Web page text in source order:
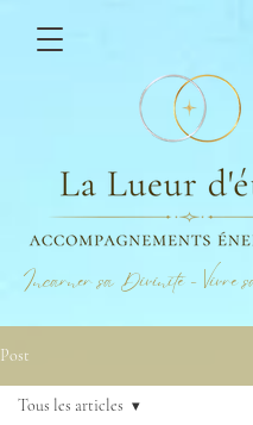
Incarner sa Divinité - Vivre
Post
Tous les articles